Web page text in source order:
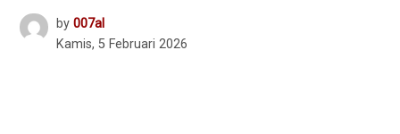
by 007al
Kamis, 5 Februari 2026